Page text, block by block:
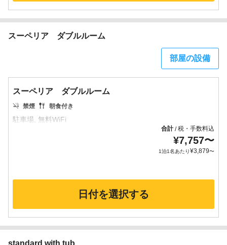
スーペリア ダブルルーム
部屋の設備
スーペリア ダブルルーム
禁煙 朝食付き
合計/税・手数料込
¥7,757〜
1泊1名あたり¥3,879〜
日付を選択する
standard with tub